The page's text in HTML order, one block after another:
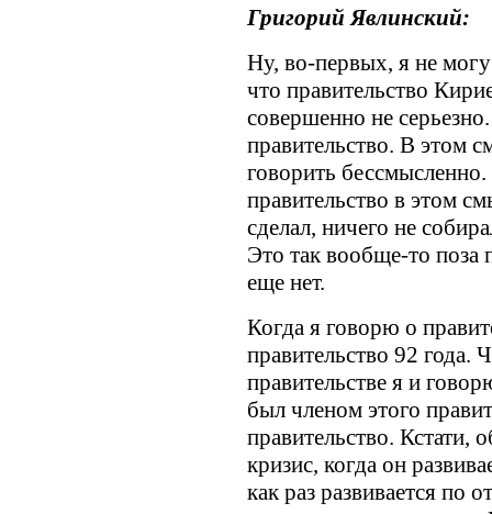
Григорий Явлинский:
Ну, во-первых, я не
что правительство
совершенно не
правительство. В этом
говорить
правительство в этом
сделал, ничего не
Это так вообще-то поза
еще нет.
Когда я говорю о
правительство 92
правительстве я и
был членом этого
правительство. Кстати,
кризис, когда он
как раз развивается по